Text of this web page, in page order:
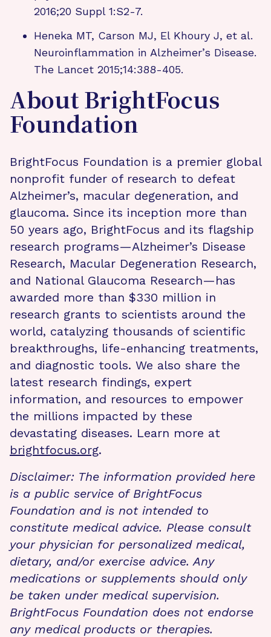
2016;20 Suppl 1:S2-7.
Heneka MT, Carson MJ, El Khoury J, et al.
Neuroinflammation in Alzheimer’s Disease.
The Lancet 2015;14:388-405.
About BrightFocus
Foundation
BrightFocus Foundation is a premier global
nonprofit funder of research to defeat
Alzheimer’s, macular degeneration, and
glaucoma. Since its inception more than
50 years ago, BrightFocus and its flagship
research programs—Alzheimer’s Disease
Research, Macular Degeneration Research,
and National Glaucoma Research—has
awarded more than $330 million in
research grants to scientists around the
world, catalyzing thousands of scientific
breakthroughs, life-enhancing treatments,
and diagnostic tools. We also share the
latest research findings, expert
information, and resources to empower
the millions impacted by these
devastating diseases. Learn more at
brightfocus.org.
Disclaimer: The information provided here
is a public service of BrightFocus
Foundation and is not intended to
constitute medical advice. Please consult
your physician for personalized medical,
dietary, and/or exercise advice. Any
medications or supplements should only
be taken under medical supervision.
BrightFocus Foundation does not endorse
any medical products or therapies.